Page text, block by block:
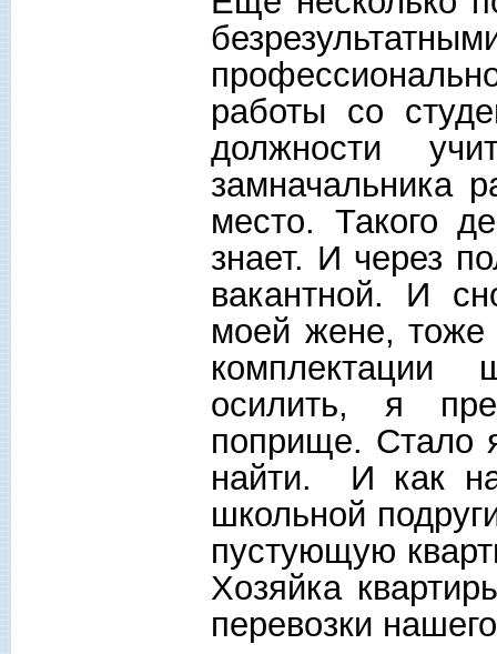
работы со
должности
замначальника
место. Такого
знает. И через
вакантной. И
моей жене, тоже
осилить, я
поприще. Стало
найти. И как
школьной
пустующую
Хозяйка
перевозки